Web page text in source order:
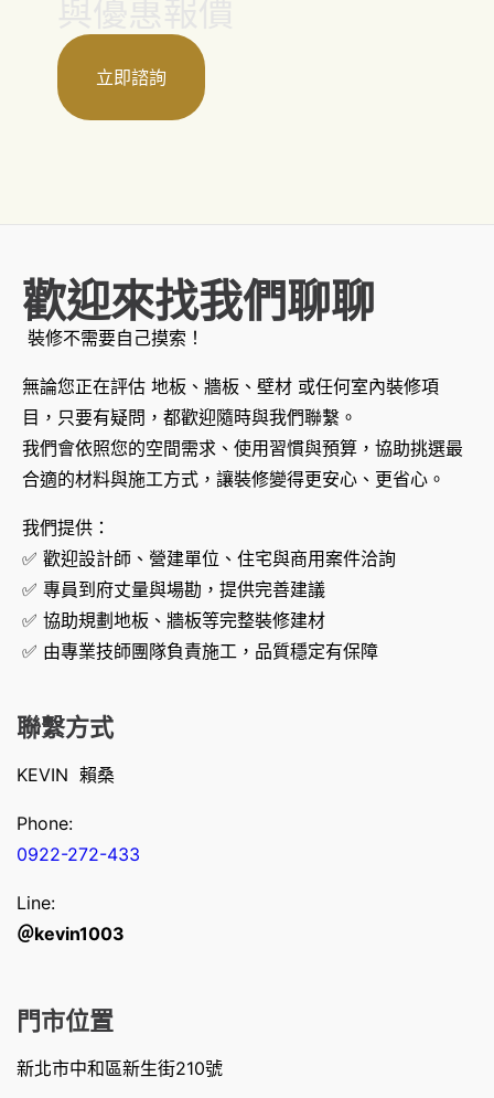
立即諮詢
歡迎來找我們聊聊
裝修不需要自己摸索！
無論您正在評估 地板、牆板、壁材 或任何室內裝修項
目，只要有疑問，都歡迎隨時與我們聯繫。
我們會依照您的空間需求、使用習慣與預算，協助挑選最
合適的材料與施工方式，讓裝修變得更安心、更省心。
我們提供：
✅ 歡迎設計師、營建單位、住宅與商用案件洽詢
✅ 專員到府丈量與場勘，提供完善建議
✅ 協助規劃地板、牆板等完整裝修建材
✅ 由專業技師團隊負責施工，品質穩定有保障
聯繫方式
KEVIN 賴桑
Phone:
0922-272-433
Line:
＠kevin1003
門市位置
新北市中和區新生街210號